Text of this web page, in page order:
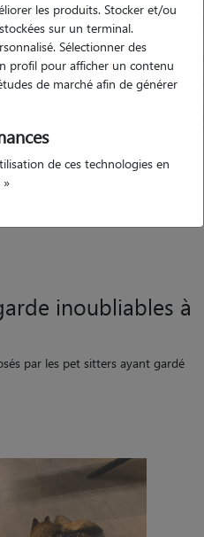
plaisir de laisser
et sa famille. Nous
et vidéos très
un grand merci.
Myriam"
5
Suivant
inoubliables à
par les pet sitters ayant gardé
les produits. Stocker et/ou
sur un terminal.
Sélectionner des
profil pour afficher un contenu
de marché afin de générer
de ces technologies en
»